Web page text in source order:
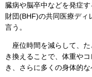
臓病や脳卒中などを発症
財団(BHF)の共同医療ディ
言う。
座位時間を減らして、た
き換えることで、体重や
き、さらに多くの身体的